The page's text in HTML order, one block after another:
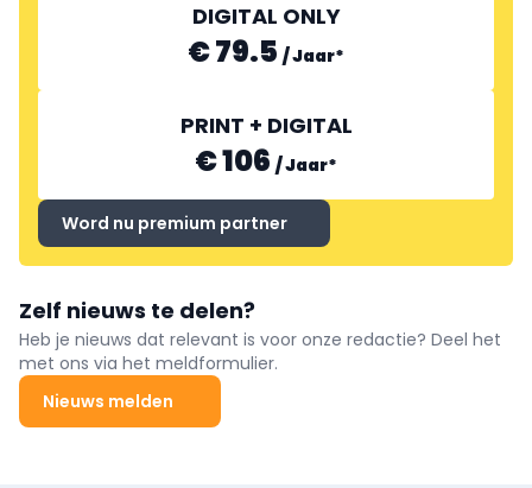
DIGITAL ONLY
€ 79.5 /Jaar*
PRINT + DIGITAL
€ 106 /Jaar*
Word nu premium partner
Zelf nieuws te delen?
Heb je nieuws dat relevant is voor onze redactie? Deel het
met ons via het meldformulier.
Nieuws melden